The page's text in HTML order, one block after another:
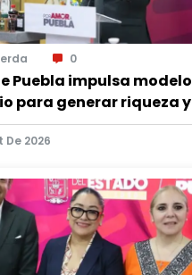
0
Puebla impulsa modelo
para generar riqueza y
De 2026